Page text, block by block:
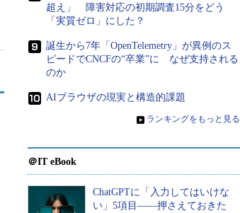
超え」 障害対応の初期調査15分をどう
「実質ゼロ」にした？
誕生から7年「OpenTelemetry」が異例のス
ピードでCNCFの“卒業”に なぜ支持される
のか
AIブラウザの現実と構造的課題
» ランキングをもっと見る
＠IT eBook
ChatGPTに「入力してはいけな
い」5項目――押さえておきた